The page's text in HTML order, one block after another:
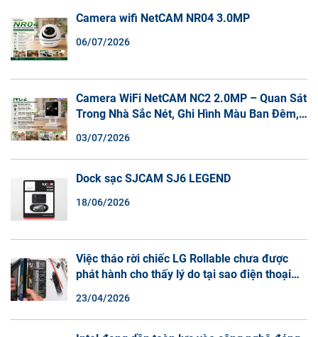
Camera wifi NetCAM NR04 3.0MP
06/07/2026
Camera WiFi NetCAM NC2 2.0MP – Quan Sát
Trong Nhà Sắc Nét, Ghi Hình Màu Ban Đêm,
03/07/2026
Dock sạc SJCAM SJ6 LEGEND
18/06/2026
Việc tháo rời chiếc LG Rollable chưa được
phát hành cho thấy lý do tại sao điện thoại
23/04/2026